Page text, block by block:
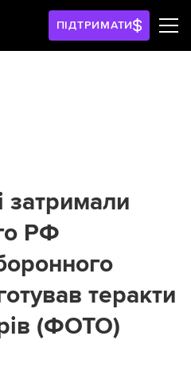
ПІДТРИМАТИ
затримали
РФ
теракти
(ФОТО)